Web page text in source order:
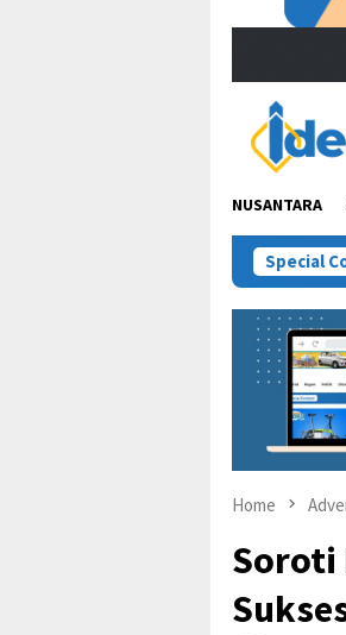
NUSANTARA
Special
“Bacot Nih Pasien” Berujung
Home
Soroti